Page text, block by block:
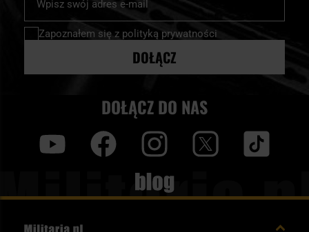
nasz
newsletter:
Zapoznałem się z polityką prywatności
DOŁĄCZ
DOŁĄCZ DO NAS
Blog